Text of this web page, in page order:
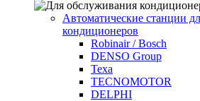
Автоматические станции
кондиционеров
Robinair / Bosch
DENSO Group
Texa
TECNOMOTOR
DELPHI